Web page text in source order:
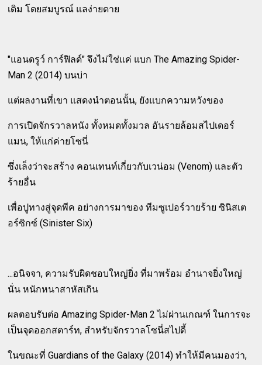
เดิม โดยสมบูรณ์ แลง่ายดาย
"แอนดรูว์ การ์ฟิลด์" จึงไม่ใช่แค่ แบก The Amazing Spider-
Man 2 (2014) บนบ่า
แต่ผลงานที่เขา แสดงนำตอนนั้น, ยังแบกความหวังของ
การเปิดจักรวาลหนัง ทั้งหมดทั้งมวล อันรายล้อมสไปเดอร์
แมน, ให้แก่ค่ายโซนี่
ซึ่งเล็งว่าจะสร้าง คอนเทนท์เกี่ยวกับเวน่อม (Venom) และตัว
ร้ายอื่น
เพื่อปูทางสู่จุดพีค อย่างการมาของ ทีมซูเปอร์วายร้าย ซินิสเต
อร์ซิกซ์ (Sinister Six)
...อนิจจา, ความรับผิดชอบใหญ่ยิ่ง ที่มาพร้อม อำนาจยิ่งใหญ่
นั่น หนักหนาสาหัสเกิน
ผลตอบรับต่อ Amazing Spider-Man 2 ไม่ผ่านเกณฑ์ ในการจะ
เป็นจุดออกสตาร์ท, สำหรับจักรวาลโซนี่สไปดี้
ในขณะที่ Guardians of the Galaxy (2014) ทำให้มีคนมองว่า,